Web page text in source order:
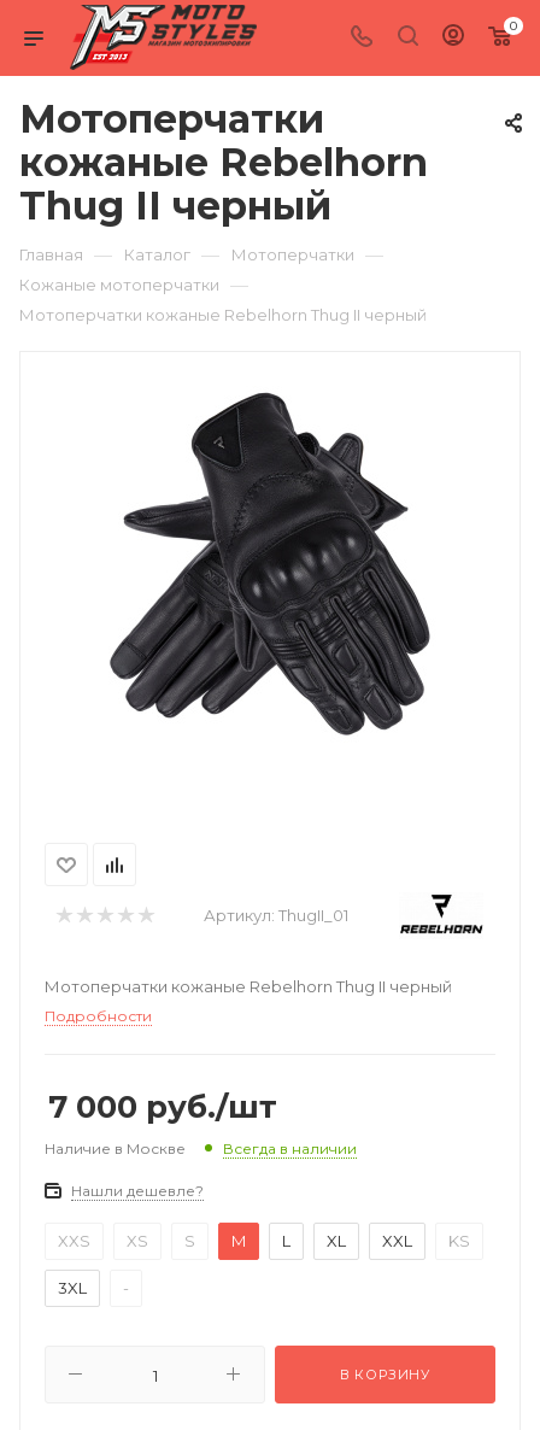
0
Мотоперчатки
кожаные Rebelhorn
Thug II черный
Главная — Каталог — Мотоперчатки —
Кожаные мотоперчатки —
Мотоперчатки кожаные Rebelhorn Thug II черный
Артикул: ThugII_01
Мотоперчатки кожаные Rebelhorn Thug II черный
Подробности
7 000 руб./шт
Наличие в Москве Всегда в наличии
Нашли дешевле?
XXS XS S M L XL XXL KS
3XL -
В КОРЗИНУ